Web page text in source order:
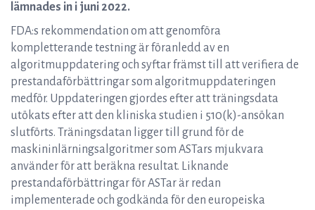
lämnades in i juni 2022.
FDA:s rekommendation om att genomföra
kompletterande testning är föranledd av en
algoritmuppdatering och syftar främst till att verifiera de
prestandaförbättringar som algoritmuppdateringen
medför. Uppdateringen gjordes efter att träningsdata
utökats efter att den kliniska studien i 510(k)-ansökan
slutförts. Träningsdatan ligger till grund för de
maskininlärningsalgoritmer som ASTars mjukvara
använder för att beräkna resultat. Liknande
prestandaförbättringar för ASTar är redan
implementerade och godkända för den europeiska